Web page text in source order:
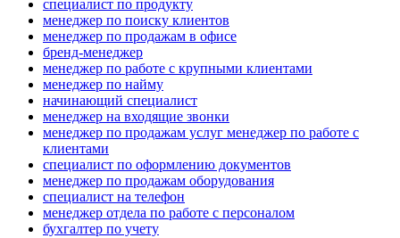
специалист по продукту
менеджер по поиску клиентов
менеджер по продажам в офисе
бренд-менеджер
менеджер по работе с крупными клиентами
менеджер по найму
начинающий специалист
менеджер на входящие звонки
менеджер по продажам услуг менеджер по работе с
клиентами
специалист по оформлению документов
менеджер по продажам оборудования
специалист на телефон
менеджер отдела по работе с персоналом
бухгалтер по учету